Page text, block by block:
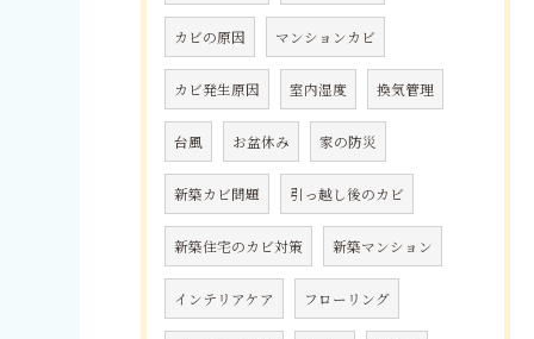
カビの原因 マンションカビ
カビ発生原因 室内湿度 換気管理
台風 お盆休み 家の防災
新築カビ問題 引っ越し後のカビ
新築住宅のカビ対策 新築マンション
インテリアケア フローリング